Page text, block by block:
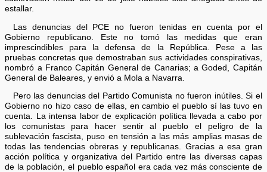
estallar.
Las denuncias del PCE no fueron tenidas en cuenta por el
Gobierno republicano. Este no tomó las medidas que eran
imprescindibles para la defensa de la República. Pese a las
pruebas concretas que demostraban sus actividades conspirativas,
nombró a Franco Capitán General de Canarias; a Goded, Capitán
General de Baleares, y envió a Mola a Navarra.
Pero las denuncias del Partido Comunista no fueron inútiles. Si el
Gobierno no hizo caso de ellas, en cambio el pueblo sí las tuvo en
cuenta. La intensa labor de explicación política llevada a cabo por
los comunistas para hacer sentir al pueblo el peligro de la
sublevación fascista, puso en tensión a las más amplias masas de
todas las tendencias obreras y republicanas. Gracias a esa gran
acción política y organizativa del Partido entre las diversas capas
de la población, el pueblo español era cada vez más consciente de